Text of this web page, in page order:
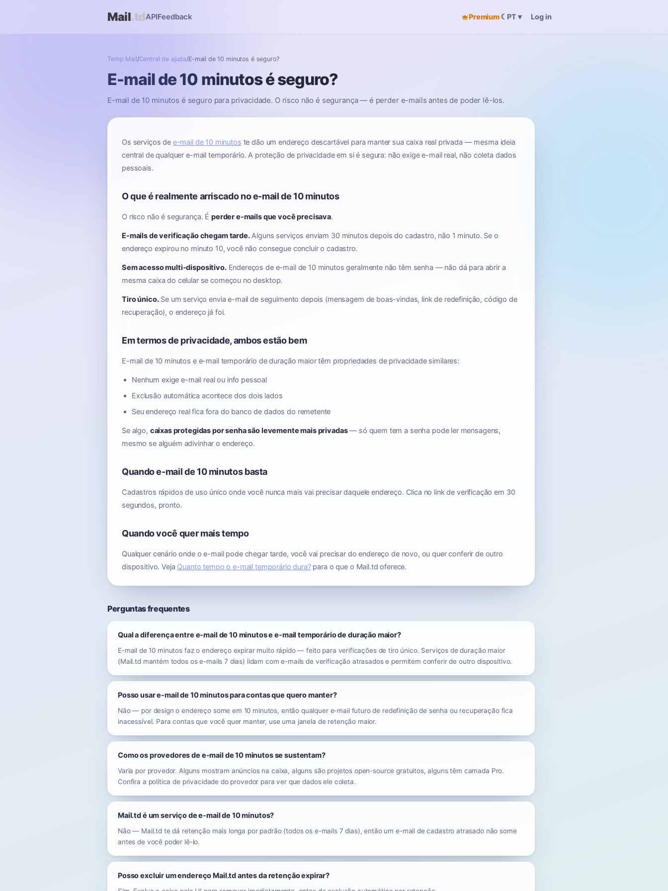
Mail.tdAPIFeedback Premium☾ PT ▾ Log in
Temp Mail/Central de ajuda/E-mail de 10 minutos é seguro?
E-mail de 10 minutos é seguro?
E-mail de 10 minutos é seguro para privacidade. O risco não é segurança — é perder e-mails antes de poder lê-los.
Os serviços de e-mail de 10 minutos te dão um endereço descartável para manter sua caixa real privada — mesma ideia
central de qualquer e-mail temporário. A proteção de privacidade em si é segura: não exige e-mail real, não coleta dados
pessoais.
O que é realmente arriscado no e-mail de 10 minutos
O risco não é segurança. É perder e-mails que você precisava.
E-mails de verificação chegam tarde.Alguns serviços enviam 30 minutos depois do cadastro, não 1 minuto. Se o
endereço expirou no minuto 10, você não consegue concluir o cadastro.
Sem acesso multi-dispositivo.Endereços de e-mail de 10 minutos geralmente não têm senha — não dá para abrir a
mesma caixa do celular se começou no desktop.
Tiro único.Se um serviço envia e-mail de seguimento depois (mensagem de boas-vindas, link de redefinição, código de
recuperação), o endereço já foi.
Em termos de privacidade, ambos estão bem
E-mail de 10 minutos e e-mail temporário de duração maior têm propriedades de privacidade similares:
Nenhum exige e-mail real ou info pessoal
Exclusão automática acontece dos dois lados
Seu endereço real fica fora do banco de dados do remetente
Se algo, caixas protegidas por senha são levemente mais privadas— só quem tem a senha pode ler mensagens,
mesmo se alguém adivinhar o endereço.
Quando e-mail de 10 minutos basta
Cadastros rápidos de uso único onde você nunca mais vai precisar daquele endereço. Clica no link de verificação em 30
segundos, pronto.
Quando você quer mais tempo
Qualquer cenário onde o e-mail pode chegar tarde, você vai precisar do endereço de novo, ou quer conferir de outro
dispositivo. Veja Quanto tempo o e-mail temporário dura?para o que o Mail.td oferece.
Perguntas frequentes
Qual a diferença entre e-mail de 10 minutos e e-mail temporário de duração maior?
E-mail de 10 minutos faz o endereço expirar muito rápido — feito para verificações de tiro único. Serviços de duração maior
(Mail.td mantém todos os e-mails 7 dias) lidam com e-mails de verificação atrasados e permitem conferir de outro dispositivo.
Posso usar e-mail de 10 minutos para contas que quero manter?
Não — por design o endereço some em 10 minutos, então qualquer e-mail futuro de redefinição de senha ou recuperação fica
inacessível. Para contas que você quer manter, use uma janela de retenção maior.
Como os provedores de e-mail de 10 minutos se sustentam?
Varia por provedor. Alguns mostram anúncios na caixa, alguns são projetos open-source gratuitos, alguns têm camada Pro.
Confira a política de privacidade do provedor para ver que dados ele coleta.
Mail.td é um serviço de e-mail de 10 minutos?
Não — Mail.td te dá retenção mais longa por padrão (todos os e-mails 7 dias), então um e-mail de cadastro atrasado não some
antes de você poder lê-lo.
Posso excluir um endereço Mail.td antes da retenção expirar?